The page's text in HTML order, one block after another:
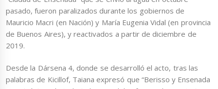
pasado, fueron paralizados durante los gobiernos de
Mauricio Macri (en Nación) y María Eugenia Vidal (en provincia
de Buenos Aires), y reactivados a partir de diciembre de
2019.
Desde la Dársena 4, donde se desarrolló el acto, tras las
palabras de Kicillof, Taiana expresó que “Berisso y Ensenada